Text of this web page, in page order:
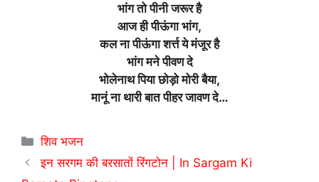
भांग तो पीनी जरूर है
आज ही पीऊंगा भांग,
कल ना पीऊंगा शर्त्त ये मंजूर है
भांग मने पीवण दे
भोलेनाथ पिया छोड़ो मोरी बैया,
मानूं ना थारी बात पीहर जावण दे…
Categories
शिव भजन
इन सरगम की बरसातों रिंगटोन | In Sargam Ki